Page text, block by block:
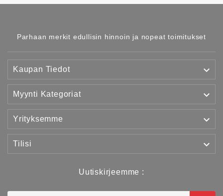
Parhaan merkit edullisin hinnoin ja nopeat toimitukset
Kaupan Tiedot 
Myynti Kategoriat 
Yrityksemme 
Tilisi 
Uutiskirjeemme :